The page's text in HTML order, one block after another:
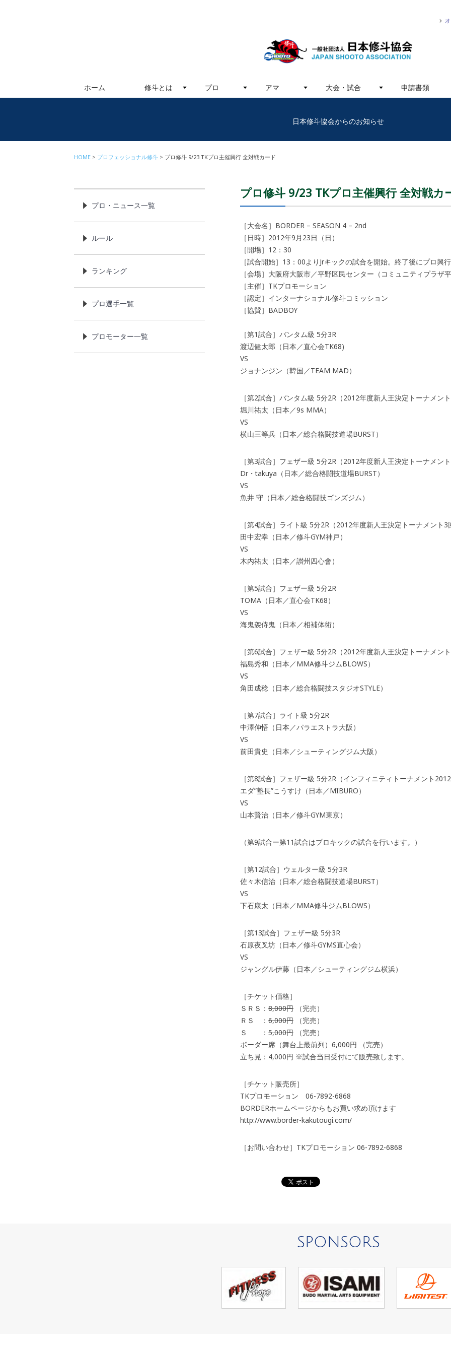
ホーム 修斗とは プロ アマ 大会・試合 申請書類
日本修斗協会からのお知らせ
HOME プロフェッショナル修斗 プロ修斗 9/23 TKプロ主催興行 全対戦カード
プロ修斗 9/23 TKプロ主催興行 全対戦カ
［大会名］BORDER – SEASON 4 – 2nd
［日時］2012年9月23日（日）
［開場］12：30
［試合開始］13：00よりJrキックの試合を開始。終了後にプロ興
［会場］大阪府大阪市／平野区民センター（コミュニティプラザ平
［主催］TKプロモーション
［認定］インターナショナル修斗コミッション
［協賛］BADBOY
［第1試合］バンタム級 5分3R
渡辺健太郎（日本／直心会TK68)
VS
ジョナンジン（韓国／TEAM MAD）
［第2試合］バンタム級 5分2R（2012年度新人王決定トーナメン
堀川祐太（日本／9s MMA）
VS
横山三等兵（日本／総合格闘技道場BURST）
［第3試合］フェザー級 5分2R（2012年度新人王決定トーナメント
Dr・takuya（日本／総合格闘技道場BURST）
VS
魚井 守（日本／総合格闘技ゴンズジム）
［第4試合］ライト級 5分2R（2012年度新人王決定トーナメント3
田中宏幸（日本／修斗GYM神戸）
VS
木内祐太（日本／讃州四心會）
［第5試合］フェザー級 5分2R
TOMA（日本／直心会TK68）
VS
海鬼袈侍鬼（日本／相補体術）
［第6試合］フェザー級 5分2R（2012年度新人王決定トーナメント
福島秀和（日本／MMA修斗ジムBLOWS）
VS
角田成稔（日本／総合格闘技スタジオSTYLE）
［第7試合］ライト級 5分2R
中澤伸悟（日本／パラエストラ大阪）
VS
前田貴史（日本／シューティングジム大阪）
［第8試合］フェザー級 5分2R（インフィニティトーナメント2012
エダ”塾長”こうすけ（日本／MIBURO）
VS
山本賢治（日本／修斗GYM東京）
（第9試合ー第11試合はプロキックの試合を行います。）
［第12試合］ウェルター級 5分3R
佐々木信治（日本／総合格闘技道場BURST）
VS
下石康太（日本／MMA修斗ジムBLOWS）
［第13試合］フェザー級 5分3R
石原夜叉坊（日本／修斗GYMS直心会）
VS
ジャングル伊藤（日本／シューティングジム横浜）
［チケット価格］
ＳＲＳ： 8,000円 （完売）
ＲＳ ： 6,000円 （完売）
Ｓ ： 5,000円 （完売）
ボーダー席（舞台上最前列） 6,000円 （完売）
立ち見：4,000円 ※試合当日受付にて販売致します。
［チケット販売所］
TKプロモーション 06-7892-6868
BORDERホームページからもお買い求め頂けます
http://www.border-kakutougi.com/
［お問い合わせ］TKプロモーション 06-7892-6868
プロ・ニュース一覧
ルール
ランキング
プロ選手一覧
プロモーター一覧
SPONSORS